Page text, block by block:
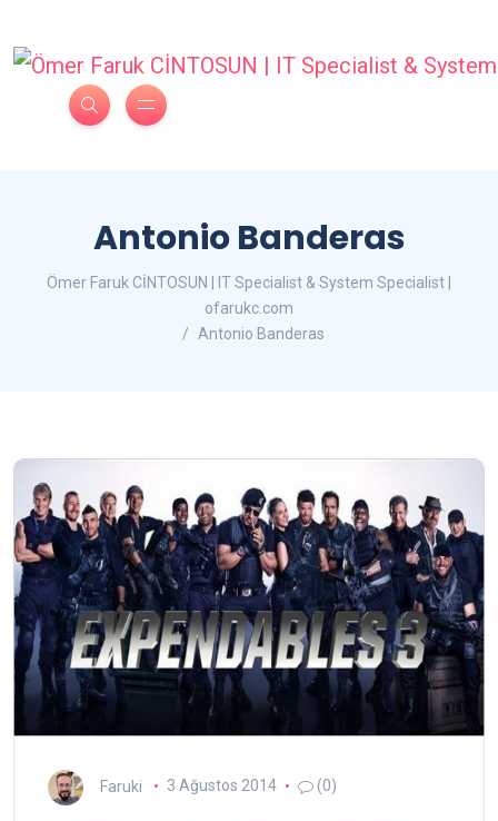
Antonio Banderas
Ömer Faruk CİNTOSUN | IT Specialist & System Specialist |
ofarukc.com
Antonio Banderas
Faruki 3 Ağustos 2014 (0)